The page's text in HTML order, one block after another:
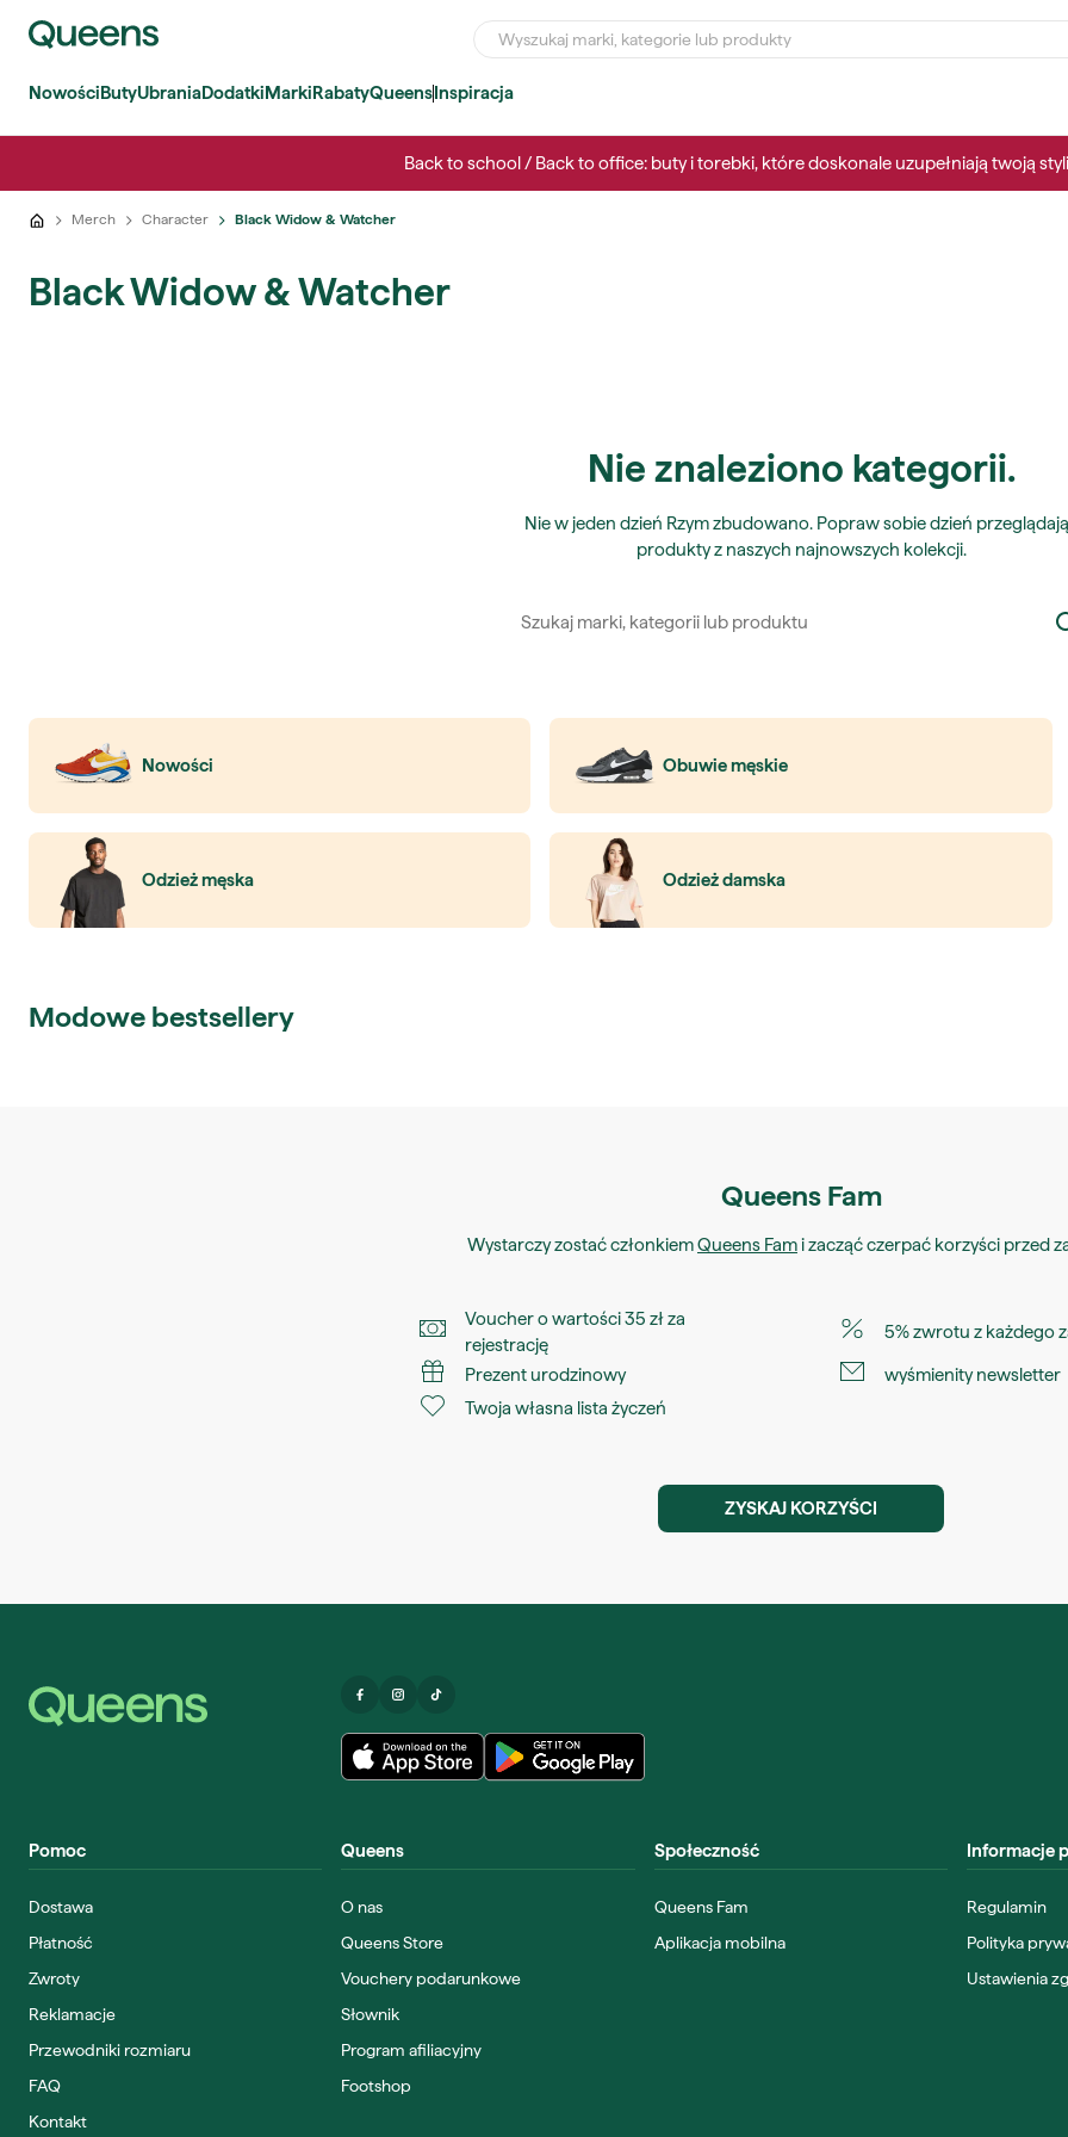
NowościButyUbraniaDodatkiMarkiRabatyQueensInspiracja
Back to school / Back to office: buty i torebki, które doskonale uzupełniają twoją
Merch Character Black Widow & Watcher
Black Widow & Watcher
Nie znaleziono kategorii.
Nie w jeden dzień Rzym zbudowano. Popraw sobie dzień
produkty z naszych najnowszych kolekcji.
Nowości Obuwie męskie
Odzież męska Odzież damska
Modowe bestsellery
Queens Fam
Wystarczy zostać członkiemQueens Fami zacząć czerpać korzyści przed
Voucher o wartości 35 zł za
rejestrację
5% zwrotu z każdego
Prezent urodzinowy
wyśmienity newsletter
Twoja własna lista życzeń
ZYSKAJ KORZYŚCI
Pomoc
Dostawa
Płatność
Zwroty
Reklamacje
Przewodniki rozmiaru
FAQ
Kontakt
Queens
O nas
Queens Store
Vouchery podarunkowe
Słownik
Program afiliacyjny
Footshop
Społeczność
Queens Fam
Aplikacja mobilna
Informacje
Regulamin
Polityka
Ustawienia